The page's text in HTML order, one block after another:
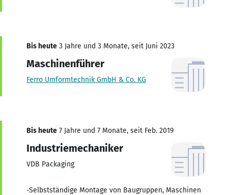
Bis heute 3 Jahre und 3 Monate, seit Juni 2023
Maschinenführer
Ferro Umformtechnik GmbH & Co. KG
Bis heute 7 Jahre und 7 Monate, seit Feb. 2019
Industriemechaniker
VDB Packaging
-Selbstständige Montage von Baugruppen, Maschinen